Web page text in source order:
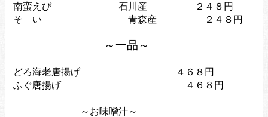
南蛮えび 石川産 ２４８円
そ い 青森産 ２４８円
～一品～
どろ海老唐揚げ ４６８円
ふぐ唐揚げ ４６８円
～お味噌汁～